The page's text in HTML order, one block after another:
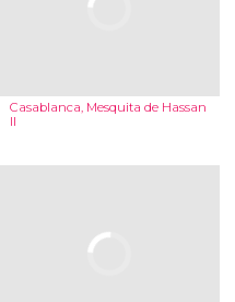
Casablanca, Mesquita de Hassan
II